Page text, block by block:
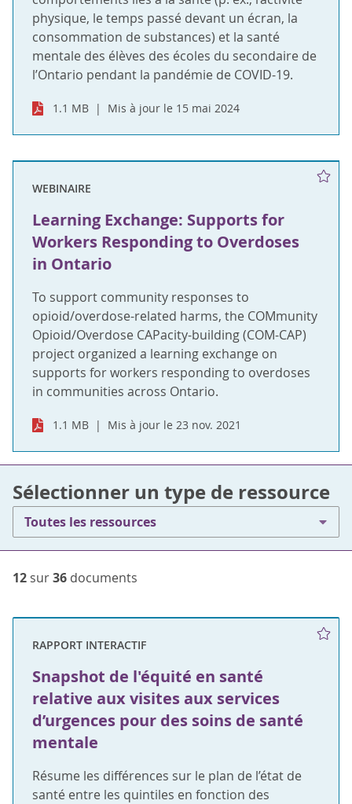
physique, le temps passé devant un écran, la
consommation de substances) et la santé
mentale des élèves des écoles du secondaire de
l’Ontario pendant la pandémie de COVID-19.
1.1 MB Mis à jour le 15 mai 2024
WEBINAIRE
Learning Exchange: Supports for
Workers Responding to Overdoses
in Ontario
To support community responses to
opioid/overdose-related harms, the COMmunity
Opioid/Overdose CAPacity-building (COM-CAP)
project organized a learning exchange on
supports for workers responding to overdoses
in communities across Ontario.
1.1 MB Mis à jour le 23 nov. 2021
Sélectionner un type de ressource
Toutes les ressources
12 sur36 documents
RAPPORT INTERACTIF
Snapshot de l'équité en santé
relative aux visites aux services
d’urgences pour des soins de santé
mentale
Résume les différences sur le plan de l’état de
santé entre les quintiles en fonction des